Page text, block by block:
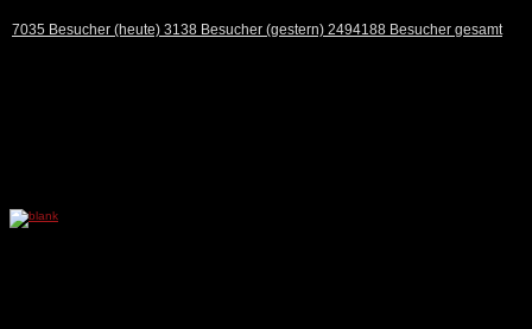
7035 Besucher (heute) 3138 Besucher (gestern) 2494188 Besucher gesamt